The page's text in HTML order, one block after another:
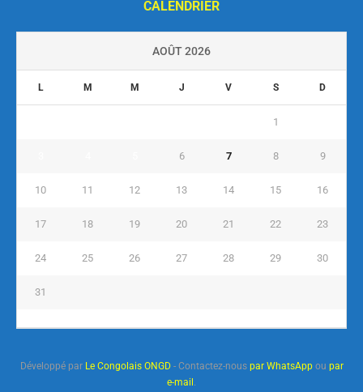
CALENDRIER
AOÛT 2026
L M M J V S D
1
6 7 8 9
10 11 12 13 14 15 16
17 18 19 20 21 22 23
24 25 26 27 28 29 30
31
Développé par Le Congolais ONGD- Contactez-nous par WhatsAppou par
e-mail .